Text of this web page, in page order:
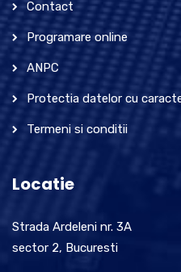
Contact
Programare online
ANPC
Protectia datelor cu
Termeni si conditii
Locatie
Strada Ardeleni nr. 3A
sector 2, Bucuresti